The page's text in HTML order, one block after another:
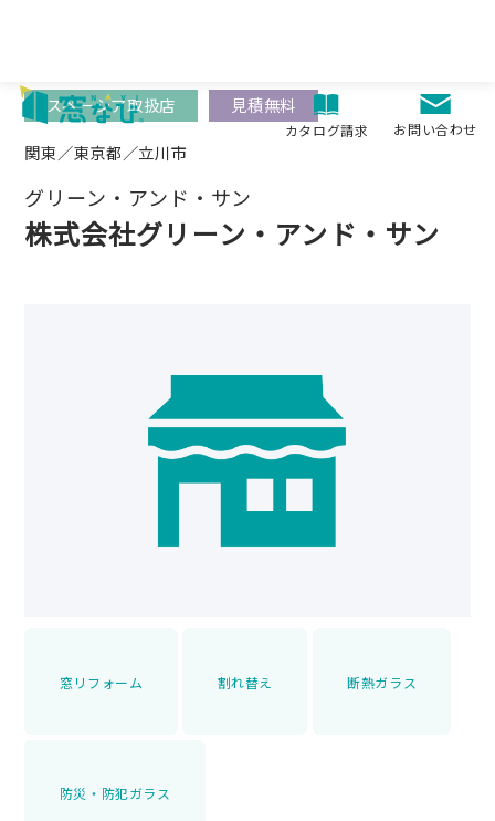
カタログ請求 お問い合わせ
関東／東京都／立川市
グリーン・アンド・サン
株式会社グリーン・アンド・サン
スペーシア取扱店 見積無料
窓リフォーム 割れ替え 断熱ガラス
防災・防犯ガラス